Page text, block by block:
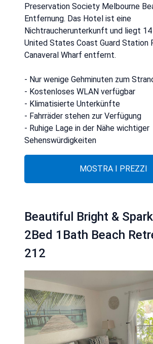
Preservation Society Melbourne
Entfernung. Das Hotel ist eine
Nichtraucherunterkunft und liegt
United States Coast Guard Station
Canaveral Wharf entfernt.
- Nur wenige Gehminuten zum
- Kostenloses WLAN verfügbar
- Klimatisierte Unterkünfte
- Fahrräder stehen zur Verfügung
- Ruhige Lage in der Nähe wichtiger
Sehenswürdigkeiten
MOSTRA I PREZZI
Beautiful Bright &
2Bed 1Bath Beach
212